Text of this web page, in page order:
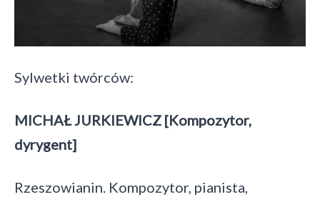
Sylwetki twórców:
MICHAŁ JURKIEWICZ [Kompozytor,
dyrygent]
Rzeszowianin. Kompozytor, pianista,